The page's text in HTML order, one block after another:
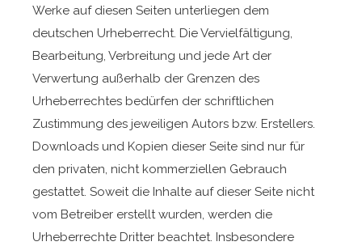
Werke auf diesen Seiten unterliegen dem
deutschen Urheberrecht. Die Vervielfältigung,
Bearbeitung, Verbreitung und jede Art der
Verwertung außerhalb der Grenzen des
Urheberrechtes bedürfen der schriftlichen
Zustimmung des jeweiligen Autors bzw. Erstellers.
Downloads und Kopien dieser Seite sind nur für
den privaten, nicht kommerziellen Gebrauch
gestattet. Soweit die Inhalte auf dieser Seite nicht
vom Betreiber erstellt wurden, werden die
Urheberrechte Dritter beachtet. Insbesondere